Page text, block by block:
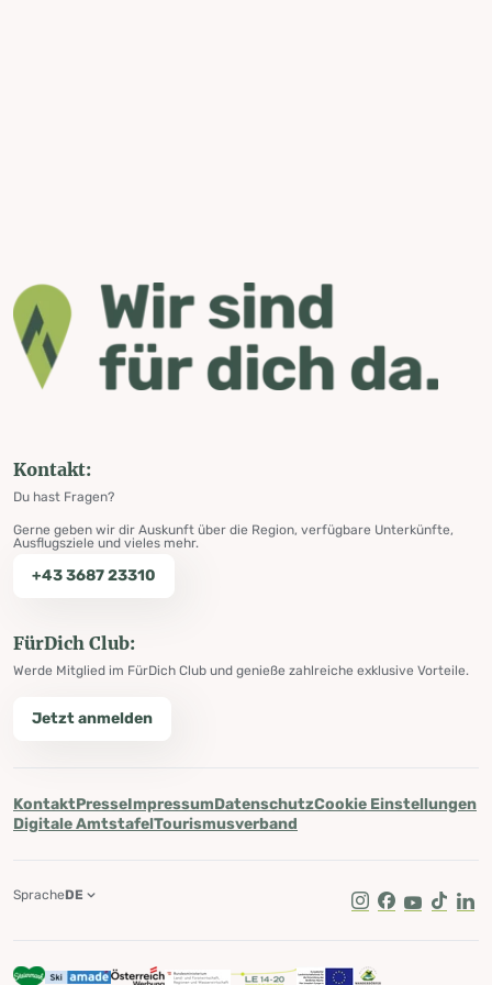
Kontakt:
Du hast Fragen?
Gerne geben wir dir Auskunft über die Region, verfügbare Unterkünfte,
Ausflugsziele und vieles mehr.
+43 3687 23310
FürDich Club:
Werde Mitglied im FürDich Club und genieße zahlreiche exklusive Vorteile.
Jetzt anmelden
KontaktPresseImpressumDatenschutzCookie Einstellungen
Digitale AmtstafelTourismusverband
Instagram
Facebook
Youtube
Tik Tok
SpracheDE